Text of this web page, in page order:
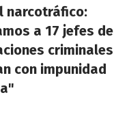
narcotráfico:
a 17 jefes de
criminales
con impunidad